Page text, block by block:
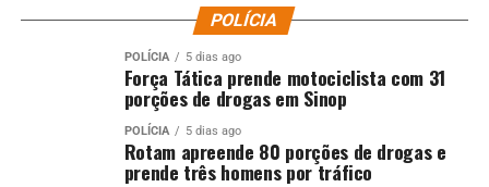
POLÍCIA
POLÍCIA 5 dias ago
Força Tática prende motociclista com 31
porções de drogas em Sinop
POLÍCIA 5 dias ago
Rotam apreende 80 porções de drogas e
prende três homens por tráfico